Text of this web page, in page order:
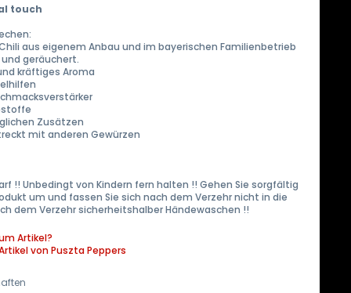
touch
aus eigenem Anbau und im bayerischen Familienbetrieb
geräuchert.
kräftiges Aroma
Zusätzen
mit anderen Gewürzen
!! Unbedingt von Kindern fern halten !! Gehen Sie sorgfältig
um und fassen Sie sich nach dem Verzehr nicht in die
dem Verzehr sicherheitshalber Händewaschen !!
Artikel?
von Puszta Peppers